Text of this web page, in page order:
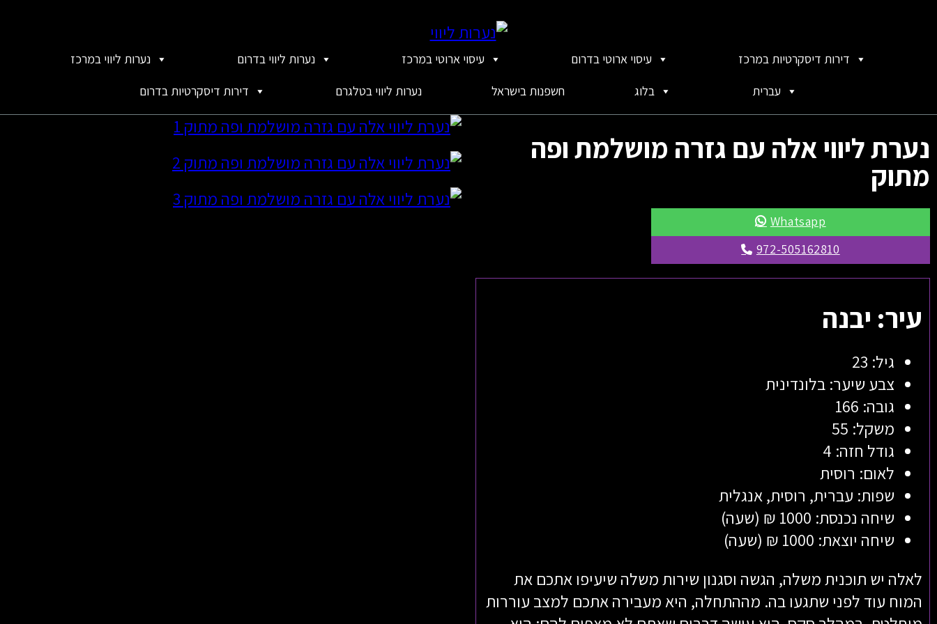
נערות ליווי במרכז נערות ליווי בדרום עיסוי ארוטי במרכז עיסוי ארוטי בדרום
דירות דיסקרטיות במרכז
דירות דיסקרטיות בדרום
נערות ליווי בטלגרם חשפנות בישראל בלוג עברית
נערת ליווי אלה עם גזרה מושלמת ופה
מתוק
Whatsapp
972-505162810
עיר: יבנה
גיל: 23
צבע שיער: בלונדינית
גובה: 166
משקל: 55
גודל חזה: 4
לאום: רוסית
שפות: עברית, רוסית, אנגלית
שיחה נכנסת: 1000 ₪ (שעה)
שיחה יוצאת: 1000 ₪ (שעה)
לאלה יש תוכנית משלה, הגשה וסגנון שירות משלה שיעיפו אתכם את
המוח עוד לפני שתגעו בה. מההתחלה, היא מעבירה אתכם למצב עוררות